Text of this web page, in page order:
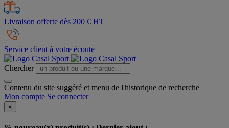
Livraison offerte dès 200 € HT
Service client à votre écoute
Chercher
Contenu du site suggéré et menu de l'historique de recherche
Mon compte Se connecter
×